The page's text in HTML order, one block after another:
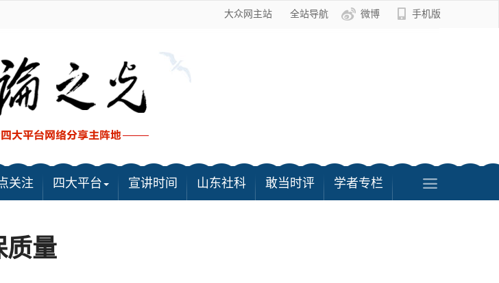
大众网主站 全站导航 微博 手机版
关注 四大平台 宣讲时间 山东社科 敢当时评 学者专栏
质量